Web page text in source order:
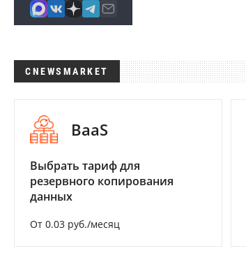
CNEWSMARKET
BaaS
Выбрать тариф для
резервного копирования
данных
От 0.03 руб./месяц